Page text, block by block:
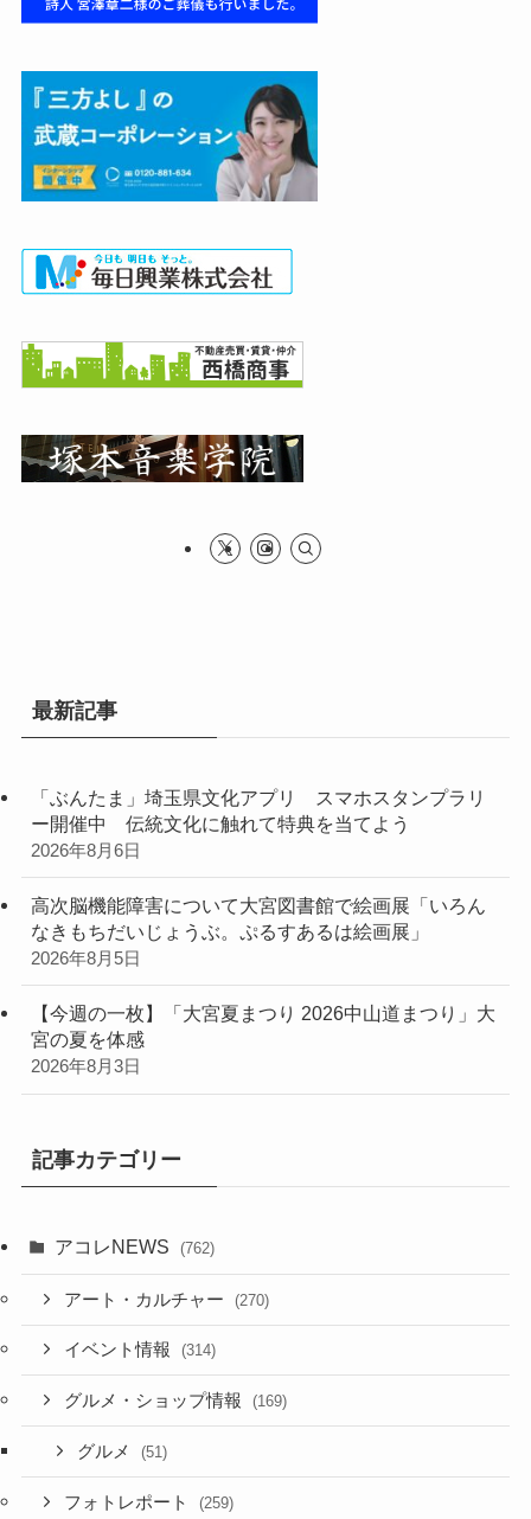
最新記事
「ぶんたま」埼玉県文化アプリ スマホスタンプラリ
ー開催中 伝統文化に触れて特典を当てよう
2026年8月6日
高次脳機能障害について大宮図書館で絵画展「いろん
なきもちだいじょうぶ。ぷるすあるは絵画展」
2026年8月5日
【今週の一枚】「大宮夏まつり 2026中山道まつり」大
宮の夏を体感
2026年8月3日
記事カテゴリー
アコレNEWS (762)
アート・カルチャー (270)
イベント情報 (314)
グルメ・ショップ情報 (169)
グルメ (51)
フォトレポート (259)